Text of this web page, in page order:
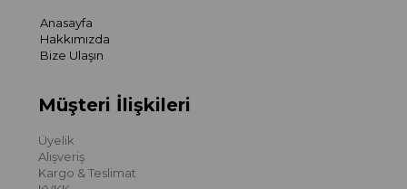
Anasayfa
Hakkımızda
Bize Ulaşın
Müşteri İlişkileri
Üyelik
Alışveriş
Kargo & Teslimat